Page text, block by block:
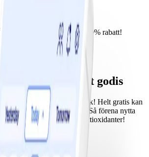
ERBJUDANDE: 60% rabatt!
- naturens eget godis
bär ute i skog och mark! Helt gratis kan
dofter och nyttigheter. Så förena nytta
samla kraft, energi och antioxidanter!
april 2023